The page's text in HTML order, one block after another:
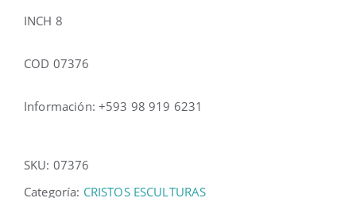
INCH 8
COD 07376
Información: +593 98 919 6231
SKU: 07376
Categoría: CRISTOS ESCULTURAS